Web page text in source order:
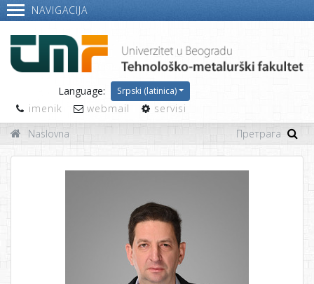
NAVIGACIJA
Language: Srpski (latinica)
imenik webmail
servisi
Naslovna